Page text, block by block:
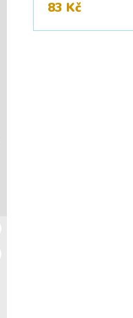
83 Kč
Cena bez DPH:69Kč
PŘIDAT DO KOŠÍKU